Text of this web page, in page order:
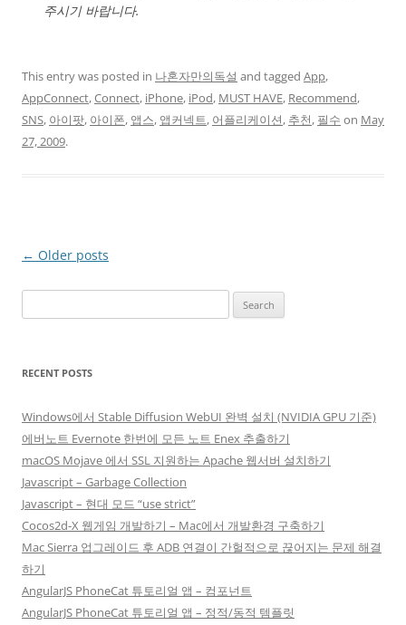
주시기 바랍니다.
This entry was posted in 나혼자만의독설 and tagged App,
AppConnect,Connect, iPhone, iPod, MUST HAVE, Recommend,
SNS, 아이팟, 아이폰, 앱스, 앱커넥트, 어플리케이션, 추천, 필수 on May
27, 2009.
Post
← Older posts
for:
RECENT POSTS
Windows에서 Stable Diffusion WebUI 완벽 설치 (NVIDIA GPU 기준)
에버노트 Evernote 한번에 모든 노트 Enex 추출하기
macOS Mojave 에서 SSL 지원하는 Apache 웹서버 설치하기
Javascript – Garbage Collection
Javascript – 현대 모드 “use strict”
Cocos2d-X 웹게임 개발하기 – Mac에서 개발환경 구축하기
Mac Sierra 업그레이드 후 ADB 연결이 간헐적으로 끊어지는 문제 해결
하기
AngularJS PhoneCat 튜토리얼 앱 – 컴포넌트
AngularJS PhoneCat 튜토리얼 앱 – 정적/동적 템플릿